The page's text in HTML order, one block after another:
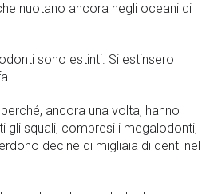
nuotano ancora negli oceani di
sono estinti. Si estinsero
ancora una volta, hanno
gli squali, compresi i megalodonti,
decine di migliaia di denti nel